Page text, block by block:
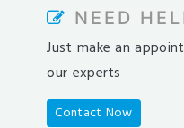
pradabet
ligobet
betebet
pumabet
NEED
Just make an
our experts
Contact Now